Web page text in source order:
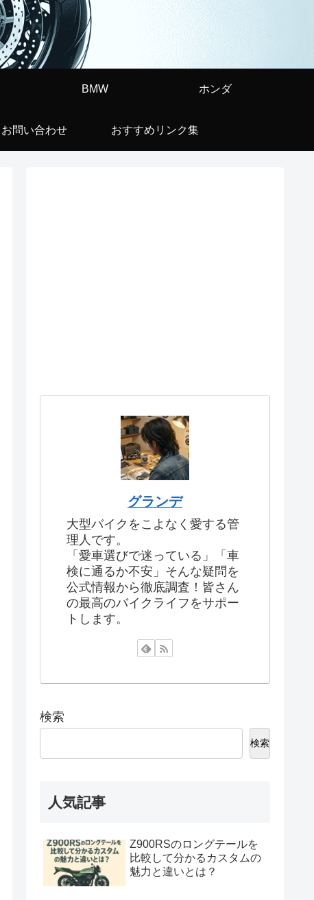
BMW ホンダ
お問い合わせ おすすめリンク集
グランデ
大型バイクをこよなく愛する管
理人です。
「愛車選びで迷っている」「車
検に通るか不安」そんな疑問を
公式情報から徹底調査！皆さん
の最高のバイクライフをサポー
トします。
検索
検索
人気記事
Z900RSのロングテールを
比較して分かるカスタムの
魅力と違いとは？